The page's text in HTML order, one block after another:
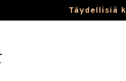
Täydellisiä